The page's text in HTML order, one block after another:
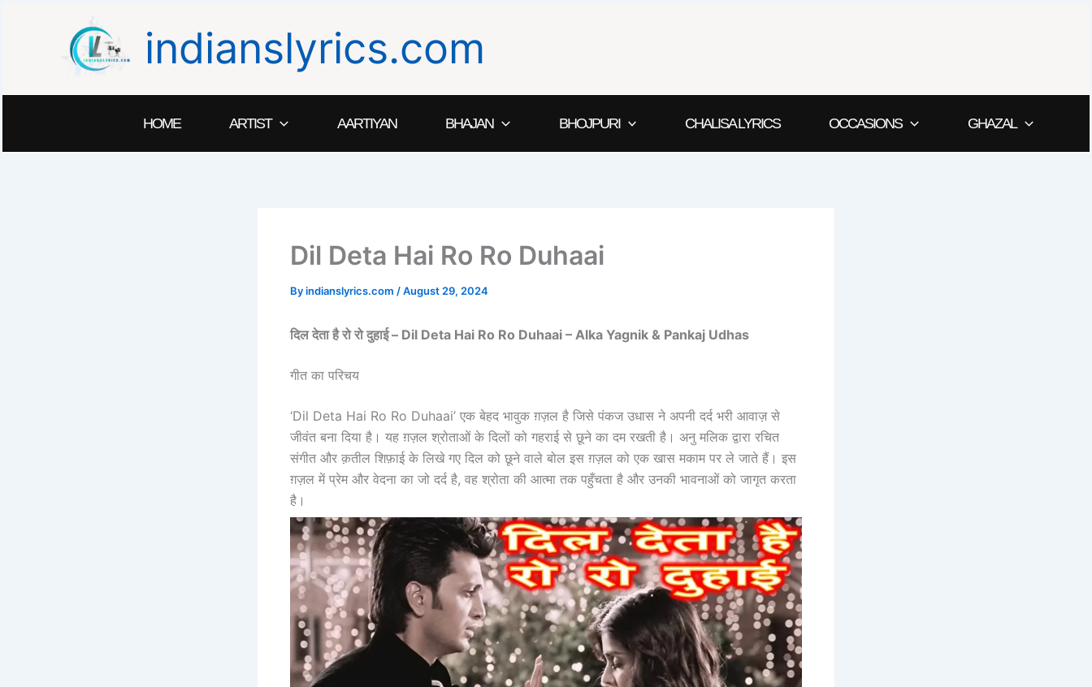
indianslyrics.com
HOME ARTIST AARTIYAN BHAJAN BHOJPURI CHALISA LYRICS OCCASIONS GHAZAL
Dil Deta Hai Ro Ro Duhaai
Byindianslyrics.com /August 29, 2024
दिल देता है रो रो दुहाई – Dil Deta Hai Ro Ro Duhaai – Alka Yagnik & Pankaj Udhas
गीत का परिचय
‘Dil Deta Hai Ro Ro Duhaai’ एक बेहद भावुक ग़ज़ल है जिसे पंकज उधास ने अपनी दर्द भरी आवाज़ से
जीवंत बना दिया है। यह ग़ज़ल श्रोताओं के दिलों को गहराई से छूने का दम रखती है। अनु मलिक द्वारा रचित
संगीत और क़तील शिफ़ाई के लिखे गए दिल को छूने वाले बोल इस ग़ज़ल को एक खास मकाम पर ले जाते हैं। इस
ग़ज़ल में प्रेम और वेदना का जो दर्द है, वह श्रोता की आत्मा तक पहुँचता है और उनकी भावनाओं को जागृत करता
है।